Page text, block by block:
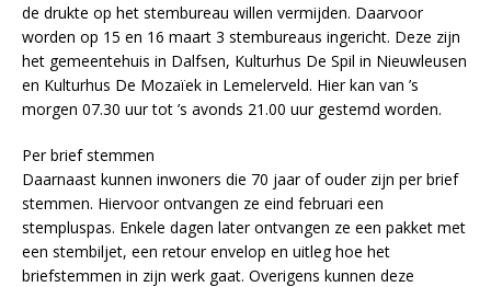
de drukte op het stembureau willen vermijden. Daarvoor
worden op 15 en 16 maart 3 stembureaus ingericht. Deze zijn
het gemeentehuis in Dalfsen, Kulturhus De Spil in Nieuwleusen
en Kulturhus De Mozaïek in Lemelerveld. Hier kan van ’s
morgen 07.30 uur tot ’s avonds 21.00 uur gestemd worden.
Per brief stemmen
Daarnaast kunnen inwoners die 70 jaar of ouder zijn per brief
stemmen. Hiervoor ontvangen ze eind februari een
stempluspas. Enkele dagen later ontvangen ze een pakket met
een stembiljet, een retour envelop en uitleg hoe het
briefstemmen in zijn werk gaat. Overigens kunnen deze